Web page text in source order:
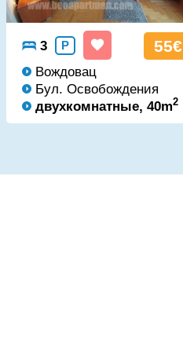
3 P 55€
Вождовац
Бул. Освобождения
двухкомнатные, 40m2